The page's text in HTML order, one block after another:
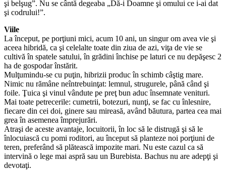
şi belşug”. Nu se cântă degeaba „Dă-i Doamne şi omului ce i-ai dat
şi codrului!”.
Viile
La început, pe porţiuni mici, acum 10 ani, un singur om avea vie şi
aceea hibridă, ca şi celelalte toate din ziua de azi, viţa de vie se
cultivă în spatele satului, în grădini închise pe laturi ce nu depăşesc 2
ha de gospodar înstărit.
Mulţumindu-se cu puţin, hibrizii produc în schimb câştig mare.
Nimic nu rămâne neîntrebuinţat: lemnul, strugurele, până când şi
foile. Ţuica şi vinul vândute pe preţ bun aduc însemnate venituri.
Mai toate petrecerile: cumetrii, botezuri, nunţi, se fac cu înlesnire,
fiecare din cei doi, ginere sau mireasă, având băutura, partea cea mai
grea în asemenea împrejurări.
Atraşi de aceste avantaje, locuitorii, în loc să le distrugă şi să le
înlocuiască cu pomi roditori, au început să planteze noi porţiuni de
teren, preferând să plătească impozite mari. Nu este cazul ca să
intervină o lege mai aspră sau un Burebista. Bachus nu are adepţi şi
devotaţi.